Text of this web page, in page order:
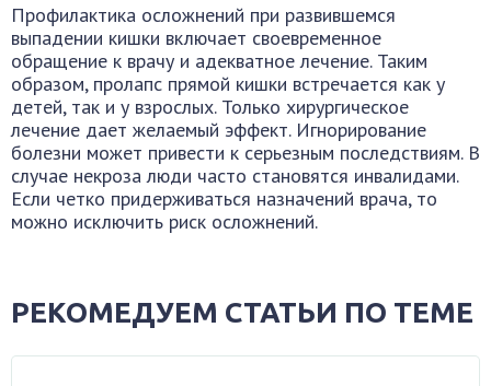
Профилактика осложнений при развившемся
выпадении кишки включает своевременное
обращение к врачу и адекватное лечение. Таким
образом, пролапс прямой кишки встречается как у
детей, так и у взрослых. Только хирургическое
лечение дает желаемый эффект. Игнорирование
болезни может привести к серьезным последствиям. В
случае некроза люди часто становятся инвалидами.
Если четко придерживаться назначений врача, то
можно исключить риск осложнений.
РЕКОМЕДУЕМ СТАТЬИ ПО ТЕМЕ